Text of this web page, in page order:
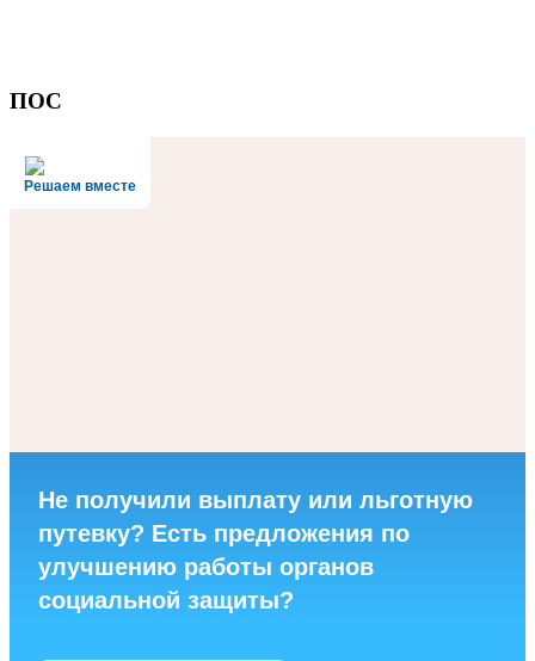
ПОС
Решаем вместе
Не получили выплату или льготную
путевку? Есть предложения по
улучшению работы органов
социальной защиты?